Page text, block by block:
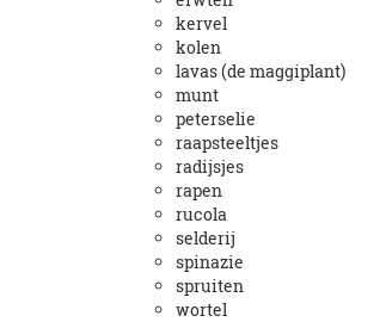
kervel
kolen
lavas (de maggiplant)
munt
peterselie
raapsteeltjes
radijsjes
rapen
rucola
selderij
spinazie
spruiten
wortel